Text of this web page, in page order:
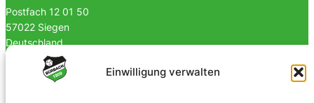
Einwilligung verwalten
Postfach 12 01 50
57022 Siegen
Deutschland
0170 4903023